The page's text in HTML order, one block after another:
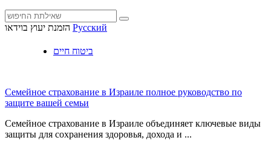
הזמנת יעוץ בוידאו Русский
ביטוח חיים
Семейное страхование в Израиле полное руководство по
защите вашей семьи
Семейное страхование в Израиле объединяет ключевые виды
защиты для сохранения здоровья, дохода и ...